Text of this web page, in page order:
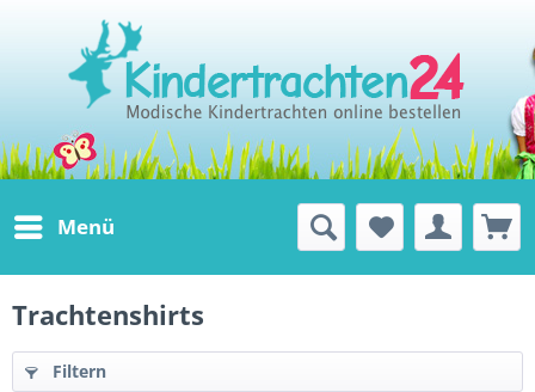
Menü
Fenster schließen
Trachtenshirts
Trachtenshirts
lassen sich ganz nach
belieben mit Lederhose und Jeans
nicht immer nur das Trachtenhemd sein.
Im Freundeskreis oder zu lockeren
ahmen auf witzige Weise den
Lederhosen-Look nach. Aber egal mit
Trachtenshirts
Filtern